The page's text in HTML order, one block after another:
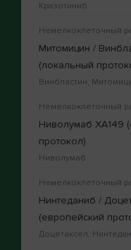
Кризотиниб
Немелкоклеточный
Митомицин /
(локальный
Винбластин,
Немелкоклеточный
Ниволумаб XA149
протокол)
Ниволумаб
Немелкоклеточный
Нинтеданиб /
(европейский
Доцетаксел,